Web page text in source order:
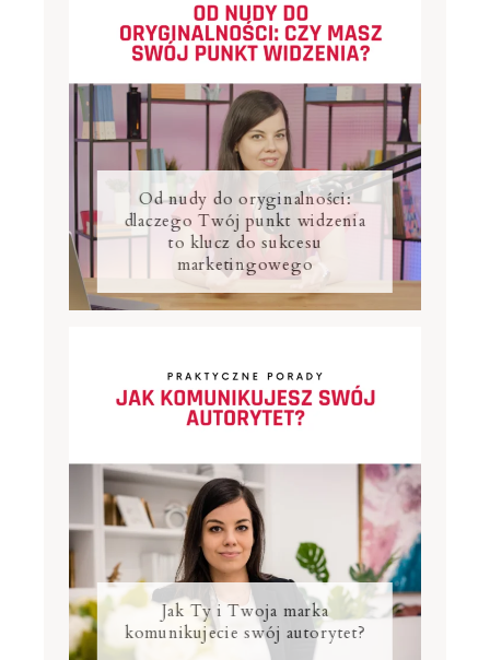
Od nudy do oryginalności:
dlaczego Twój punkt widzenia
to klucz do sukcesu
marketingowego
Jak Ty i Twoja marka
komunikujecie swój autorytet?